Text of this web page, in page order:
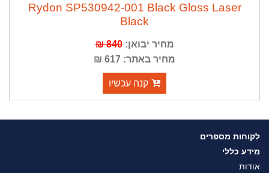
Rydon SP530942-001 Black Gloss Laser
Black
מחיר יבואן:840 ₪
מחיר באתר: 617 ₪
קנה עכשיו
לקוחות מספרים
מידע כללי
אודות